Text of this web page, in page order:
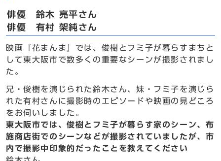
俳優 鈴木 亮平さん
俳優 有村 架純さん
映画『花まんま』では、俊樹とフミ子が暮らすまちと
して東大阪市で数多くの重要なシーンが撮影されまし
た。
兄・俊樹を演じられた鈴木さん、妹・フミ子を演じら
れた有村さんに撮影時のエピソードや映画の見どころ
をお伺いしました。
東大阪市では、俊樹とフミ子が暮らす家のシーン、布
施商店街でのシーンなどが撮影されていましたが、市
内で撮影中印象的だったことを教えてください